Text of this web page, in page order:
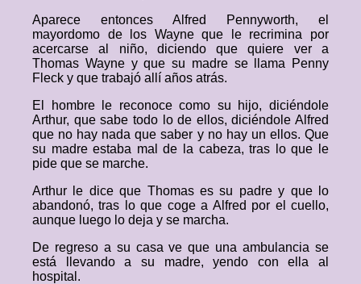
Aparece entonces Alfred Pennyworth, el
mayordomo de los Wayne que le recrimina por
acercarse al niño, diciendo que quiere ver a
Thomas Wayne y que su madre se llama Penny
Fleck y que trabajó allí años atrás.
El hombre le reconoce como su hijo, diciéndole
Arthur, que sabe todo lo de ellos, diciéndole Alfred
que no hay nada que saber y no hay un ellos. Que
su madre estaba mal de la cabeza, tras lo que le
pide que se marche.
Arthur le dice que Thomas es su padre y que lo
abandonó, tras lo que coge a Alfred por el cuello,
aunque luego lo deja y se marcha.
De regreso a su casa ve que una ambulancia se
está llevando a su madre, yendo con ella al
hospital.